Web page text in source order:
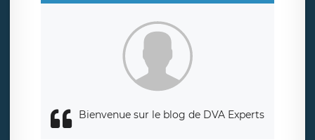
de traitement est la société LÉGAVOX, sis 9 rue Léopold
Sédar Senghor, joignable à l’adresse mail :
responsabledetraitement@legavox.fr. Vous avez également
le droit d’introduire une réclamation auprès d’une autorité
Bienvenue sur le blog de DVA Experts